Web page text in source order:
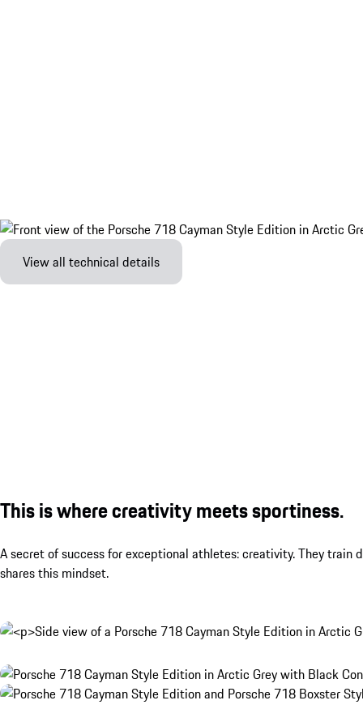
View all technical details
This is where creativity meets sportiness.
A secret of success for exceptional athletes: creativity. They
shares this mindset.